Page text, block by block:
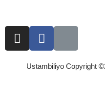
Ustambiliyo Copyright